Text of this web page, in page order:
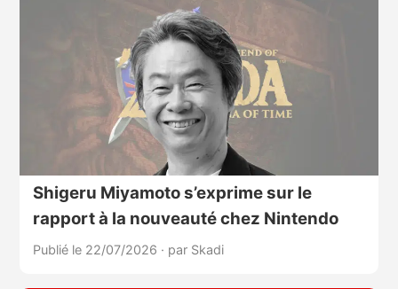
Shigeru Miyamoto s’exprime sur le
rapport à la nouveauté chez Nintendo
Publié le 22/07/2026 · par Skadi